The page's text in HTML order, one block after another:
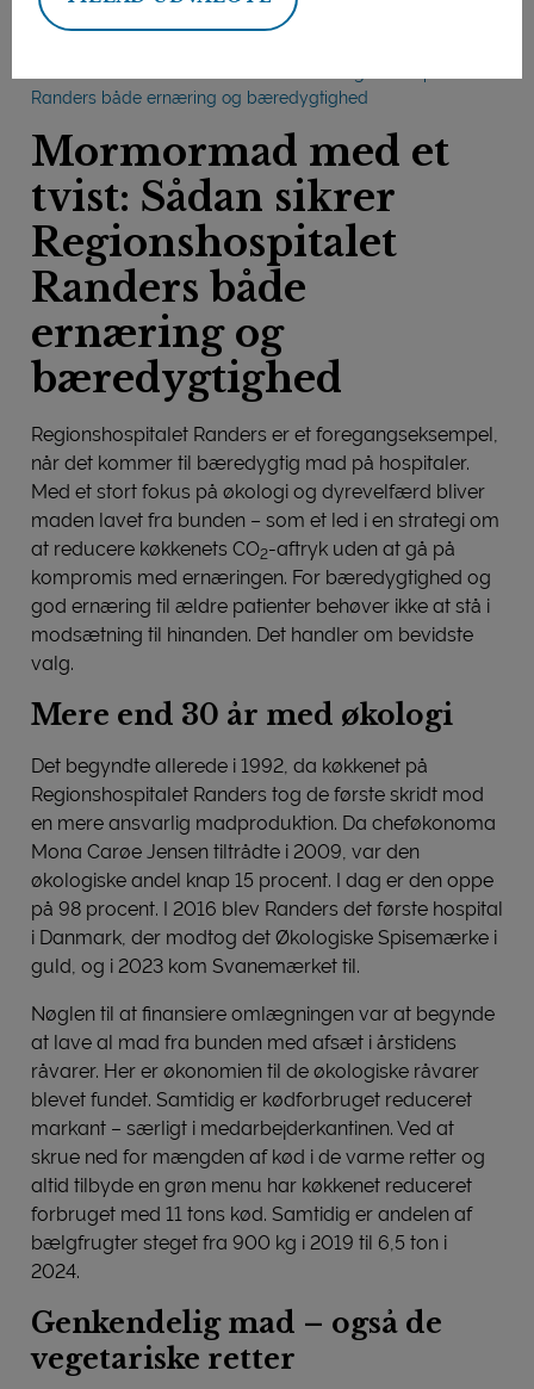
Randers både ernæring og bæredygtighed
Mormormad med et
tvist: Sådan sikrer
Regionshospitalet
Randers både
ernæring og
bæredygtighed
Regionshospitalet Randers er et foregangseksempel,
når det kommer til bæredygtig mad på hospitaler.
Med et stort fokus på økologi og dyrevelfærd bliver
maden lavet fra bunden – som et led i en strategi om
at reducere køkkenets CO2-aftryk uden at gå på
kompromis med ernæringen. For bæredygtighed og
god ernæring til ældre patienter behøver ikke at stå i
modsætning til hinanden. Det handler om bevidste
valg.
Mere end 30 år med økologi
Det begyndte allerede i 1992, da køkkenet på
Regionshospitalet Randers tog de første skridt mod
en mere ansvarlig madproduktion. Da cheføkonoma
Mona Carøe Jensen tiltrådte i 2009, var den
økologiske andel knap 15 procent. I dag er den oppe
på 98 procent. I 2016 blev Randers det første hospital
i Danmark, der modtog det Økologiske Spisemærke i
guld, og i 2023 kom Svanemærket til.
Nøglen til at finansiere omlægningen var at begynde
at lave al mad fra bunden med afsæt i årstidens
råvarer. Her er økonomien til de økologiske råvarer
blevet fundet. Samtidig er kødforbruget reduceret
markant – særligt i medarbejderkantinen. Ved at
skrue ned for mængden af kød i de varme retter og
altid tilbyde en grøn menu har køkkenet reduceret
forbruget med 11 tons kød. Samtidig er andelen af
bælgfrugter steget fra 900 kg i 2019 til 6,5 ton i
2024.
Genkendelig mad – også de
vegetariske retter